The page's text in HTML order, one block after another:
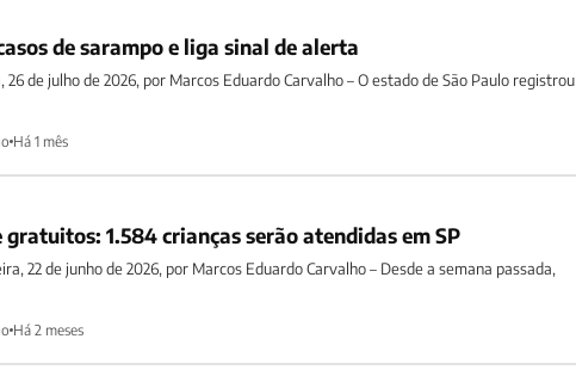
de sarampo e liga sinal de alerta
26 de julho de 2026, por Marcos Eduardo Carvalho – O estado de São Paulo registrou
Há 1 mês
gratuitos: 1.584 crianças serão atendidas em SP
22 de junho de 2026, por Marcos Eduardo Carvalho – Desde a semana passada,
Há 2 meses